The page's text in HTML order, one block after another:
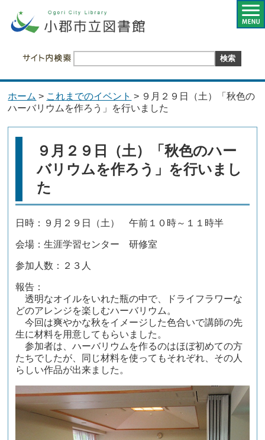
ホーム > これまでのイベント > ９月２９日（土）「秋色の
ハーバリウムを作ろう」を行いました
９月２９日（土）「秋色のハー
バリウムを作ろう」を行いまし
た
日時：９月２９日（土） 午前１０時～１１時半
会場：生涯学習センター 研修室
参加人数：２３人
報告：
透明なオイルをいれた瓶の中で、ドライフラワーな
どのアレンジを楽しむハーバリウム。
今回は爽やかな秋をイメージした色合いで講師の先
生に材料を用意してもらいました。
参加者は、ハーバリウムを作るのはほぼ初めての方
たちでしたが、同じ材料を使ってもそれぞれ、その人
らしい作品が出来ました。